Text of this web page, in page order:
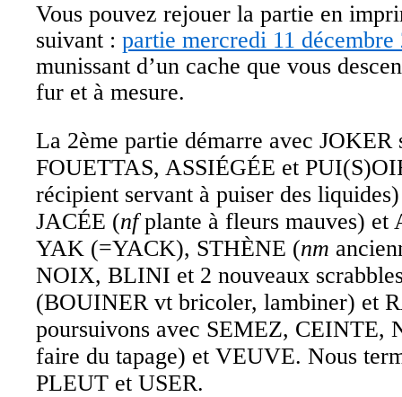
Vous pouvez rejouer la partie en
suivant : partie mercredi 11 décembre
munissant d’un cache que vous
fur et à mesure.
La 2ème partie démarre avec JOKER
FOUETTAS, ASSIÉGÉE et
récipient servant à puiser des
JACÉE (nfplante à fleurs mauves) et
YAK (=YACK), STHÈNE (nm
NOIX, BLINI et 2 nouveaux
(BOUINER vt bricoler, lambiner) et
poursuivons avec SEMEZ, CEINTE,
faire du tapage) et VEUVE. Nous
PLEUT et USER.